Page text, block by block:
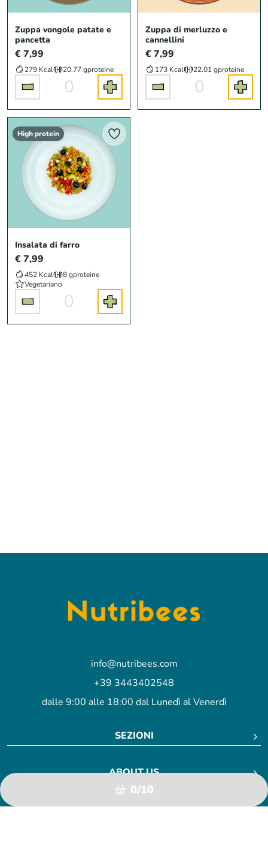
Zuppa vongole patate e
pancetta
€ 7,99
279 Kcal 20.77 gproteine
0
Zuppa di merluzzo e
cannellini
€ 7,99
173 Kcal 22.01 gproteine
0
High protein
Insalata di farro
€ 7,99
452 Kcal 8 gproteine
Vegetariano
0
0/10
info@nutribees.com
+39 3443402548
dalle 9:00 alle 18:00 dal Lunedì al Venerdì
SEZIONI
ABOUT US
INFO